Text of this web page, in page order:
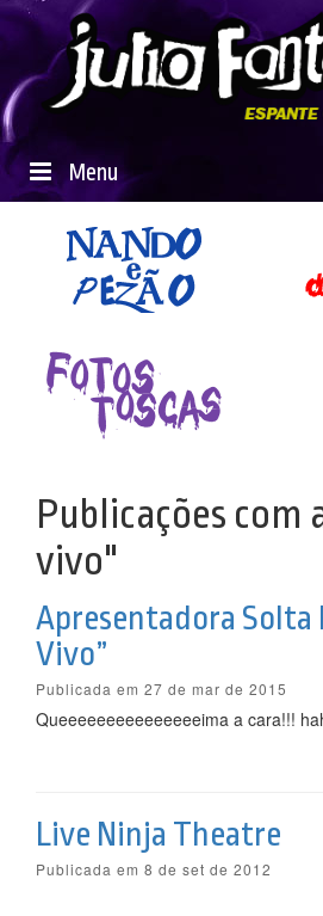
Menu
Publicações com
vivo"
Apresentadora Solta
Vivo”
Publicada em 27 de mar de 2015
Queeeeeeeeeeeeeeeima a cara!!!
Live Ninja Theatre
Publicada em 8 de set de 2012